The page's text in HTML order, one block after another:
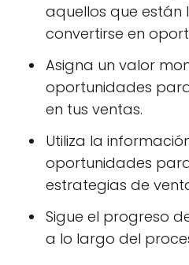
aquellos que están
convertirse en
Asigna un valor
oportunidades
en tus ventas.
Utiliza la
oportunidades
estrategias de
Sigue el progreso
a lo largo del